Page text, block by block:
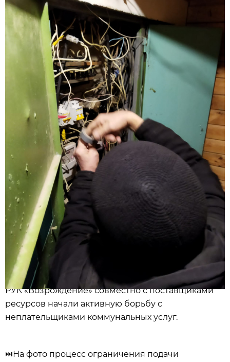
РУК «Возрождение» совместно с поставщиками
ресурсов начали активную борьбу с
неплательщиками коммунальных услуг.
⏭️На фото процесс ограничения подачи